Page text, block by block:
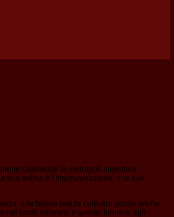
la metropoli argentina.
sua anima è l’improvvisazione, e la sua
e la hanno potuta coltivare grazie anche
nei locali milanesi e questo fornisce agli